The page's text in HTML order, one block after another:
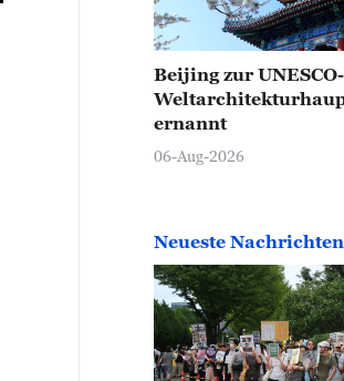
Beijing zur
ernannt
06-Aug-2026
Neueste Nachrichten